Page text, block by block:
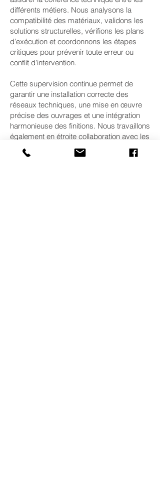
différents métiers. Nous analysons la
compatibilité des matériaux, validons les
solutions structurelles, vérifions les plans
d’exécution et coordonnons les étapes
critiques pour prévenir toute erreur ou
conflit d’intervention.
Cette supervision continue permet de
garantir une installation correcte des
réseaux techniques, une mise en œuvre
précise des ouvrages et une intégration
harmonieuse des finitions. Nous travaillons
également en étroite collaboration avec les
architectes, ingénieurs et bureaux de
contrôle afin d’assurer une parfaite